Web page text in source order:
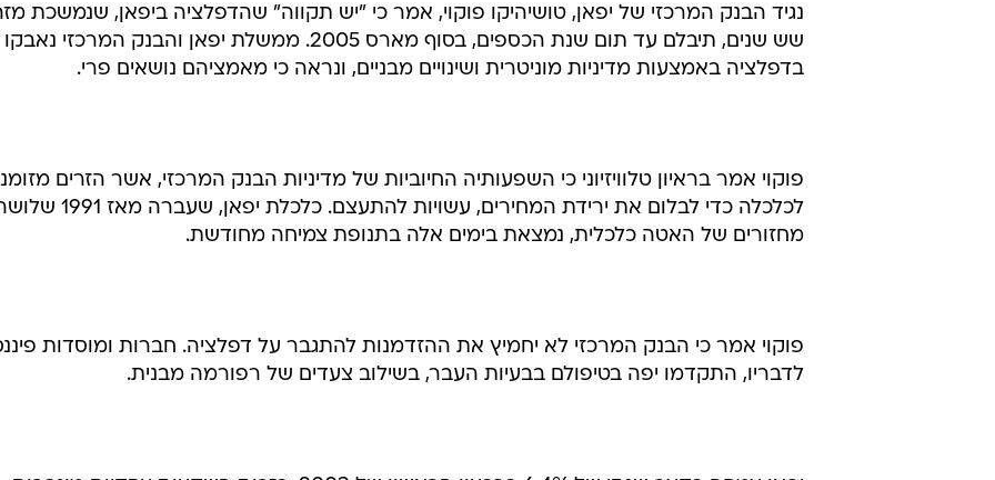
נגיד הבנק המרכזי של יפאן, טושיהיקו פוקוי, אמר כי "יש תקווה" שהדפלציה ביפאן, שנמשכת
שש שנים, תיבלם עד תום שנת הכספים, בסוף מארס 2005. ממשלת יפאן והבנק המרכזי נאבקו
בדפלציה באמצעות מדיניות מוניטרית ושינויים מבניים, ונראה כי מאמציהם נושאים פרי.
פוקוי אמר בראיון טלוויזיוני כי השפעותיה החיוביות של מדיניות הבנק המרכזי, אשר הזרים
לכלכלה כדי לבלום את ירידת המחירים, עשויות להתעצם. כלכלת יפאן, שעברה
מחזורים של האטה כלכלית, נמצאת בימים אלה בתנופת צמיחה מחודשת.
פוקוי אמר כי הבנק המרכזי לא יחמיץ את ההזדמנות להתגבר על דפלציה. חברות ומוסדות
לדבריו, התקדמו יפה בטיפולם בבעיות העבר, בשילוב צעדים של רפורמה מבנית.